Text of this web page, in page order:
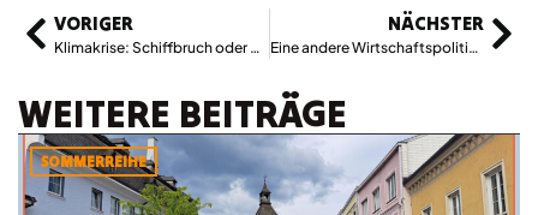
VORIGER
Klimakrise: Schiffbruch oder Wandel
NÄCHSTER
Eine andere Wirtschaftspolitik – für Spanien und Europa
WEITERE BEITRÄGE
SOMMERREIHE